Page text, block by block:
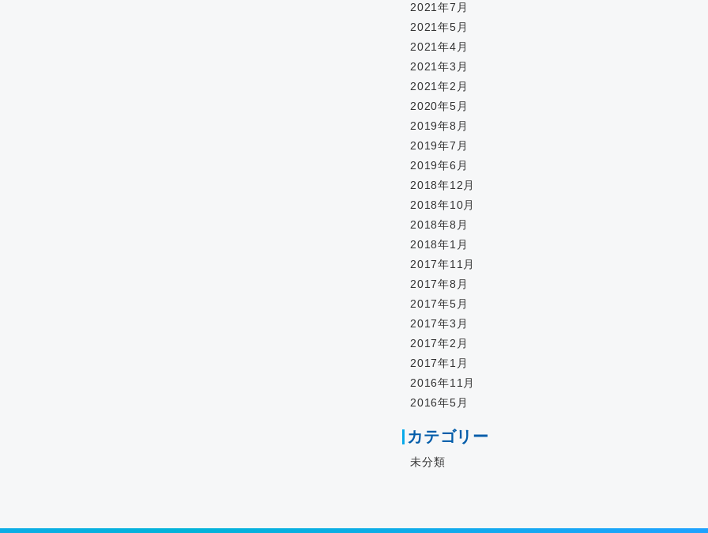
2021年7月
2021年5月
2021年4月
2021年3月
2021年2月
2020年5月
2019年8月
2019年7月
2019年6月
2018年12月
2018年10月
2018年8月
2018年1月
2017年11月
2017年8月
2017年5月
2017年3月
2017年2月
2017年1月
2016年11月
2016年5月
カテゴリー
未分類